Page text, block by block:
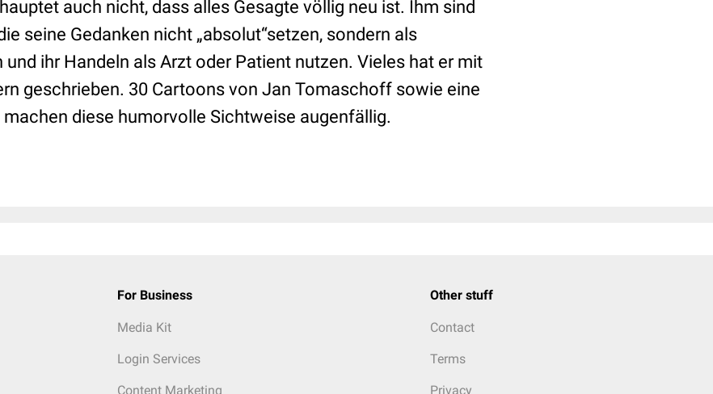
auch nicht, dass alles Gesagte völlig neu ist. Ihm sind
seine Gedanken nicht „absolut“setzen, sondern als
ihr Handeln als Arzt oder Patient nutzen. Vieles hat er mit
geschrieben. 30 Cartoons von Jan Tomaschoff sowie eine
diese humorvolle Sichtweise augenfällig.
For Business
Media Kit
Login Services
Content Marketing
Other stuff
Contact
Terms
Privacy